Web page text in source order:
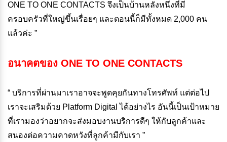
ONE TO ONE CONTACTS จึงเป็นบ้านหลังหนึ่งที่มี
ครอบครัวที่ใหญ่ขึ้นเรื่อยๆ และตอนนี้ก็มีทั้งหมด 2,000 คน
แล้วค่ะ ”
อนาคตของ ONE TO ONE CONTACTS
“ บริการที่ผ่านมาเราอาจจะพูดคุยกันทางโทรศัพท์ แต่ต่อไป
เราจะเสริมด้วย Platform Digital ได้อย่างไร อันนี้เป็นเป้าหมาย
ที่เรามองว่าอยากจะส่งมอบงานบริการดีๆ ให้กับลูกค้าและ
สนองต่อความคาดหวังที่ลูกค้ามีกับเรา ”